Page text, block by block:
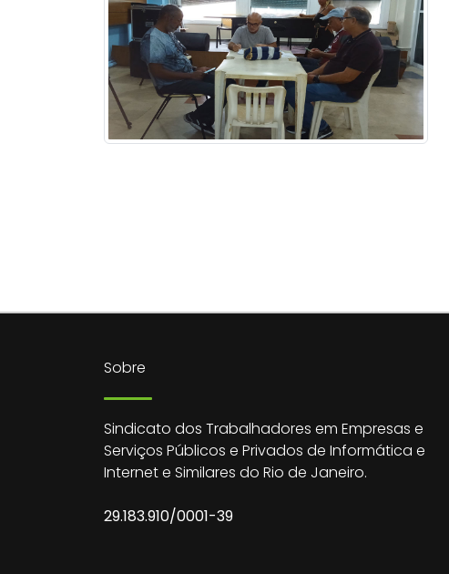
Sobre
Sindicato dos Trabalhadores em Empresas e
Serviços Públicos e Privados de Informática e
Internet e Similares do Rio de Janeiro.
29.183.910/0001-39